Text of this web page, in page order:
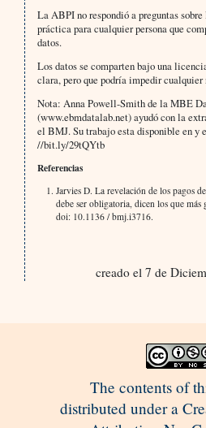
La ABPI no respondió a preguntas
práctica para cualquier persona que
datos.
Los datos se comparten bajo una
clara, pero que podría impedir cualquier
Nota: Anna Powell-Smith de la MBE
(www.ebmdatalab.net) ayudó con la
el BMJ. Su trabajo esta disponible en y
//bit.ly/29tQYtb
Referencias
Jarvies D. La revelación de los pagos
debe ser obligatoria, dicen los que
doi: 10.1136 / bmj.i3716.
creado el 7 de
The contents of
distributed under a